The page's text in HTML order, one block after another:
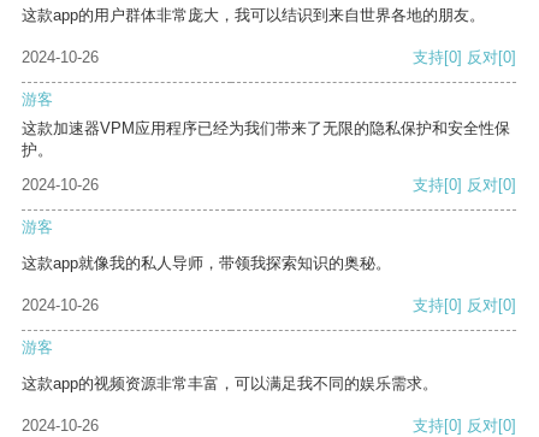
这款app的用户群体非常庞大，我可以结识到来自世界各地的朋友。
2024-10-26 支持[0] 反对[0]
游客
这款加速器VPM应用程序已经为我们带来了无限的隐私保护和安全性保
护。
2024-10-26
支持[0] 反对[0]
游客
这款app就像我的私人导师，带领我探索知识的奥秘。
2024-10-26 支持[0] 反对[0]
游客
这款app的视频资源非常丰富，可以满足我不同的娱乐需求。
2024-10-26 支持[0] 反对[0]